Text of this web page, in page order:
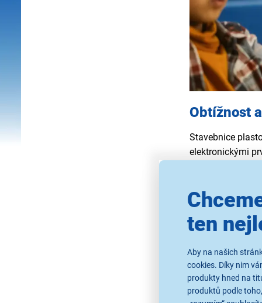
ten
Aby na našich
cookies. Díky nim
produkty hned na
produktů podle
Obtížnost
Stavebnice
elektronickými
Možnosti
Rozšiřující díly,
Díky nim lze
Typy
LEGO®